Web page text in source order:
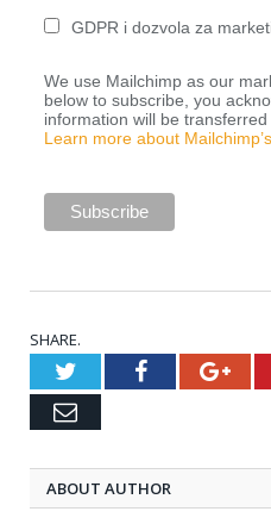
GDPR i dozvola za
We use Mailchimp as our
below to subscribe, you
information will be
Learn more about
SHARE.
TwitterFacebook
Email
ABOUT AUTHOR